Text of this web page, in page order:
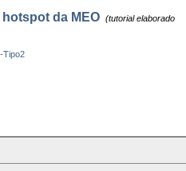
da MEO (tutorial elaborado
Tipo2